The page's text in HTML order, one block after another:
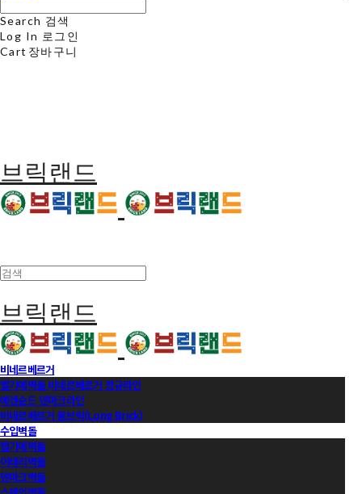
Search 검색
Log In 로그인
Cart 장바구니
브릭랜드
브릭랜드
비네르베르거
벨기에벽돌 비네르베르거 정규라인
에겐순드 덴마크라인
비네르베르거 롱브릭(Long Brick)
수입벽돌
벨기에벽돌
이태리벽돌
덴마크벽돌